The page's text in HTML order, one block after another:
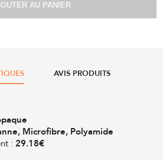
AU PANIER
AVIS PRODUITS
Microfibre, Polyamide
: 29.18€